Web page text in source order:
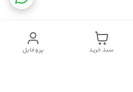
پروفایل سبد خرید